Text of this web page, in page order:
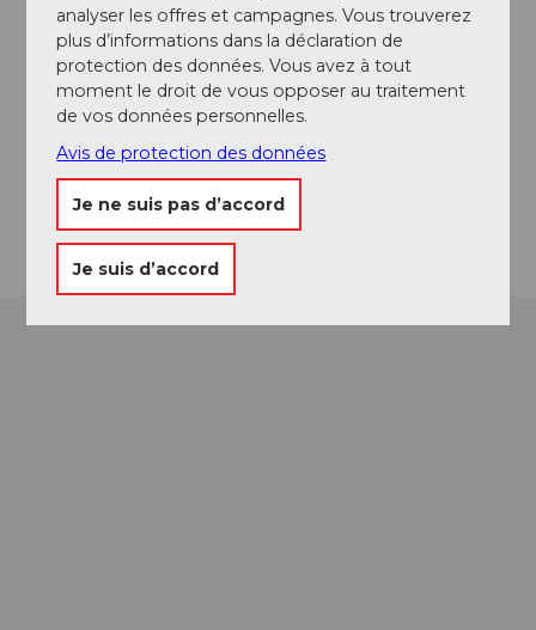
Adresse
s'Buffet
Bahnhofplatz 4
6370 Stans
+41 (0)41 531 14 77
Arrivée
analyser les offres et campagnes. Vous trouverez
plus d’informations dans la déclaration de
protection des données. Vous avez à tout
moment le droit de vous opposer au traitement
de vos données personnelles.
Avis de protection des données
Je ne suis pas d’accord
Je suis d’accord